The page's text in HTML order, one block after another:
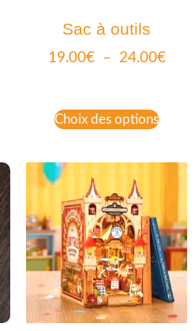
Sac à outils
19.00€ – 24.00€
Choix des options